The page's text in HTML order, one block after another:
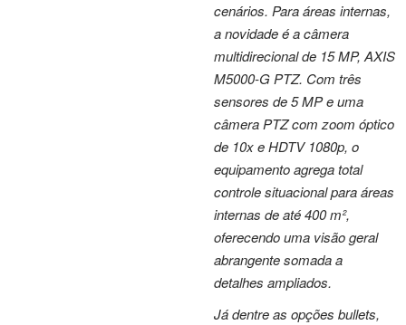
cenários. Para áreas internas,
a novidade é a câmera
multidirecional de 15 MP, AXIS
M5000-G PTZ. Com três
sensores de 5 MP e uma
câmera PTZ com zoom óptico
de 10x e HDTV 1080p, o
equipamento agrega total
controle situacional para áreas
internas de até 400 m²,
oferecendo uma visão geral
abrangente somada a
detalhes ampliados.
Já dentre as opções bullets,